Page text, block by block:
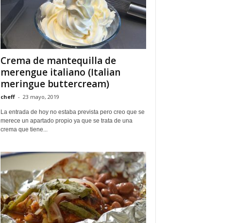
Crema de mantequilla de
merengue italiano (Italian
meringue buttercream)
cheff - 23 mayo, 2019
La entrada de hoy no estaba prevista pero creo que se
merece un apartado propio ya que se trata de una
crema que tiene...